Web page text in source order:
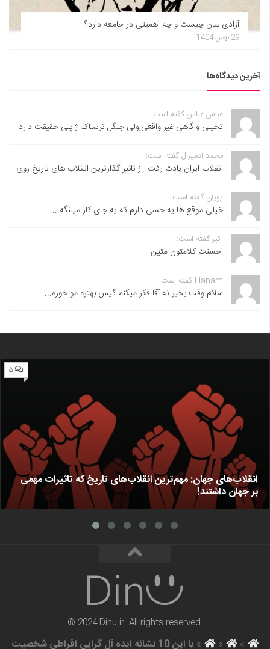
آزادی بیان چیست و چه اهمیتی در جامعه دارد؟
29 بهمن 1404
آخرین دیدگاه‌ها
عباس عباس گفته است:
تخیلی و گاهی غیر واقعی,ولی جنگل ترسناک ژاپنی حقیقت دارد
محمد آدمیرال گفته است:
انقلاب ایران یادت رفت. از تاثیر گذارترین انقلاب های تاریخ روی...
پویان گفته است:
خیلی موقع ها یه حسی دارم که یه جای کار میلنگه...
اکبر گفته است:
احسنت ‌کلامتون متین
Hanam گفته است:
سلام وقت بخیر نه آقا فکر میکنم گیس بهتره مو خوره...
۵
انقلاب‌های جهان: مهم‌ترین انقلاب‌های تاریخ که تاثیرات مهمی
بر جهان داشتند!
© 2024 Dinu.ir. All rights reserved.
»
»
» با این 10 نشانه ایده آل گرایی افراطی شخصیت